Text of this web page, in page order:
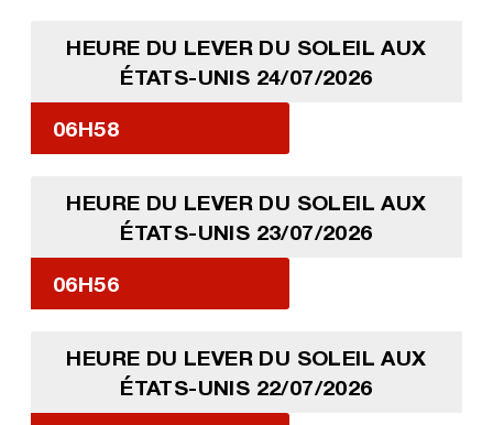
HEURE DU LEVER DU SOLEIL AUX
ÉTATS-UNIS 24/07/2026
06H58
HEURE DU LEVER DU SOLEIL AUX
ÉTATS-UNIS 23/07/2026
06H56
HEURE DU LEVER DU SOLEIL AUX
ÉTATS-UNIS 22/07/2026